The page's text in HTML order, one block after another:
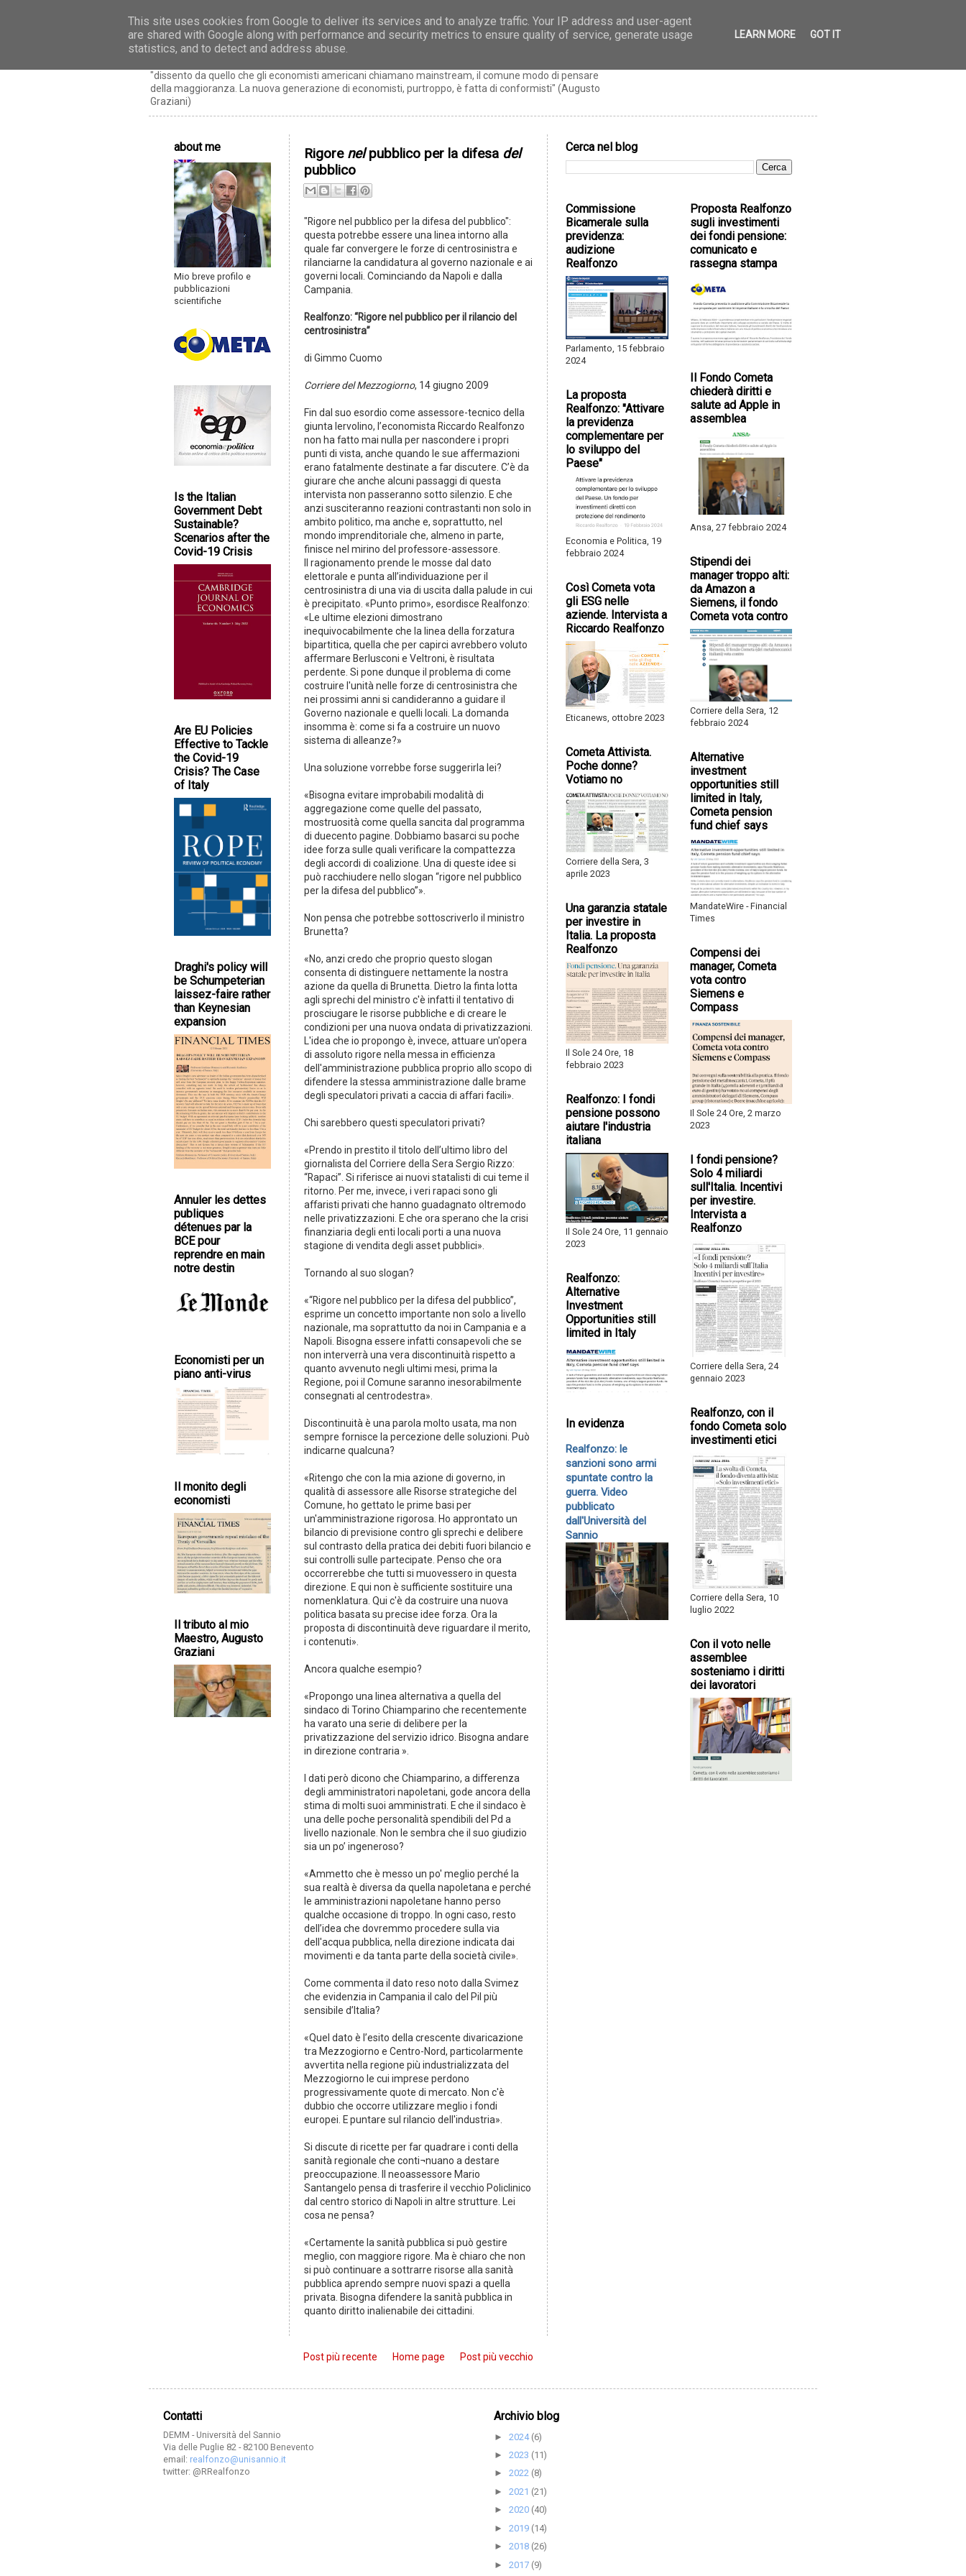
Riccardo Realfonzo
"dissento da quello che gli economisti americani chiamano mainstream, il comune modo di pensare
della maggioranza. La nuova generazione di economisti, purtroppo, è fatta di conformisti" (Augusto
Graziani)
Rigore nelpubblico per la difesa del
pubblico
"Rigore nel pubblico per la difesa del pubblico":
questa potrebbe essere una linea intorno alla
quale far convergere le forze di centrosinistra e
rilanciarne la candidatura al governo nazionale e ai
governi locali. Cominciando da Napoli e dalla
Campania.
Realfonzo: “Rigore nel pubblico per il rilancio del
centrosinistra”
di Gimmo Cuomo
Corriere del Mezzogiorno, 14 giugno 2009
Fin dal suo esordio come assessore-tecnico della
giunta Iervolino, l’economista Riccardo Realfonzo
non ha fatto mai nulla per nascondere i propri
punti di vista, anche quando le sue affermazioni
erano fatalmente destinate a far discutere. C’è da
giurare che anche alcuni passaggi di questa
intervista non passeranno sotto silenzio. E che
anzi susciteranno reazioni contrastanti non solo in
ambito politico, ma anche e, soprattutto, nel
mondo imprenditoriale che, almeno in parte,
finisce nel mirino del professore-assessore.
Il ragionamento prende le mosse dal dato
elettorale e punta all’individuazione per il
centrosinistra di una via di uscita dalla palude in cui
è precipitato. «Punto primo», esordisce Realfonzo:
«Le ultime elezioni dimostrano
inequivocabilmente che la linea della forzatura
bipartitica, quella che per capirci avrebbero voluto
affermare Berlusconi e Veltroni, è risultata
perdente. Si pone dunque il problema di come
costruire l'unità nelle forze di centrosinistra che
nei prossimi anni si candideranno a guidare il
Governo nazionale e quelli locali. La domanda
insomma è: come si fa a costruire un nuovo
sistema di alleanze?»
Una soluzione vorrebbe forse suggerirla lei?
«Bisogna evitare improbabili modalità di
aggregazione come quelle del passato,
mostruosità come quella sancita dal programma
di duecento pagine. Dobbiamo basarci su poche
idee forza sulle quali verificare la compattezza
degli accordi di coalizione. Una di queste idee si
può racchiudere nello slogan “rigore nel pubblico
per la difesa del pubblico”».
Non pensa che potrebbe sottoscriverlo il ministro
Brunetta?
«No, anzi credo che proprio questo slogan
consenta di distinguere nettamente la nostra
azione da quella di Brunetta. Dietro la finta lotta
agli sprechi del ministro c'è infatti il tentativo di
prosciugare le risorse pubbliche e di creare le
condizioni per una nuova ondata di privatizzazioni.
L'idea che io propongo è, invece, attuare un'opera
di assoluto rigore nella messa in efficienza
dell'amministrazione pubblica proprio allo scopo di
difendere la stessa amministrazione dalle brame
degli speculatori privati a caccia di affari facili».
Chi sarebbero questi speculatori privati?
«Prendo in prestito il titolo dell’ultimo libro del
giornalista del Corriere della Sera Sergio Rizzo:
“Rapaci”. Si riferisce ai nuovi statalisti di cui teme il
ritorno. Per me, invece, i veri rapaci sono gli
affaristi privati che hanno guadagnato oltremodo
nelle privatizzazioni. E che ora sperano che la crisi
finanziaria degli enti locali porti a una nuova
stagione di vendita degli asset pubblici».
Tornando al suo slogan?
«“Rigore nel pubblico per la difesa del pubblico”,
esprime un concetto importante non solo a livello
nazionale, ma soprattutto da noi in Campania e a
Napoli. Bisogna essere infatti consapevoli che se
non interverrà una vera discontinuità rispetto a
quanto avvenuto negli ultimi mesi, prima la
Regione, poi il Comune saranno inesorabilmente
consegnati al centrodestra».
Discontinuità è una parola molto usata, ma non
sempre fornisce la percezione delle soluzioni. Può
indicarne qualcuna?
«Ritengo che con la mia azione di governo, in
qualità di assessore alle Risorse strategiche del
Comune, ho gettato le prime basi per
un'amministrazione rigorosa. Ho approntato un
bilancio di previsione contro gli sprechi e delibere
sul contrasto della pratica dei debiti fuori bilancio e
sui controlli sulle partecipate. Penso che ora
occorrerebbe che tutti si muovessero in questa
direzione. E qui non è sufficiente sostituire una
nomenklatura. Qui c'è da costruire una nuova
politica basata su precise idee forza. Ora la
proposta di discontinuità deve riguardare il merito,
i contenuti».
Ancora qualche esempio?
«Propongo una linea alternativa a quella del
sindaco di Torino Chiamparino che recentemente
ha varato una serie di delibere per la
privatizzazione del servizio idrico. Bisogna andare
in direzione contraria ».
I dati però dicono che Chiamparino, a differenza
degli amministratori napoletani, gode ancora della
stima di molti suoi amministrati. E che il sindaco è
una delle poche personalità spendibili del Pd a
livello nazionale. Non le sembra che il suo giudizio
sia un po’ ingeneroso?
«Ammetto che è messo un po' meglio perché la
sua realtà è diversa da quella napoletana e perché
le amministrazioni napoletane hanno perso
qualche occasione di troppo. In ogni caso, resto
dell’idea che dovremmo procedere sulla via
dell'acqua pubblica, nella direzione indicata dai
movimenti e da tanta parte della società civile».
Come commenta il dato reso noto dalla Svimez
che evidenzia in Campania il calo del Pil più
sensibile d’Italia?
«Quel dato è l’esito della crescente divaricazione
tra Mezzogiorno e Centro-Nord, particolarmente
avvertita nella regione più industrializzata del
Mezzogiorno le cui imprese perdono
progressivamente quote di mercato. Non c'è
dubbio che occorre utilizzare meglio i fondi
europei. E puntare sul rilancio dell'industria».
Si discute di ricette per far quadrare i conti della
sanità regionale che conti¬nuano a destare
preoccupazione. Il neoassessore Mario
Santangelo pensa di trasferire il vecchio Policlinico
dal centro storico di Napoli in altre strutture. Lei
cosa ne pensa?
«Certamente la sanità pubblica si può gestire
meglio, con maggiore rigore. Ma è chiaro che non
si può continuare a sottrarre risorse alla sanità
pubblica aprendo sempre nuovi spazi a quella
privata. Bisogna difendere la sanità pubblica in
quanto diritto inalienabile dei cittadini.
Post più recente Post più vecchio
Home page
about me
Mio breve profilo e
pubblicazioni
scientifiche
Is the Italian
Government Debt
Sustainable?
Scenarios after the
Covid-19 Crisis
Are EU Policies
Effective to Tackle
the Covid-19
Crisis? The Case
of Italy
Draghi's policy will
be Schumpeterian
laissez-faire rather
than Keynesian
expansion
Annuler les dettes
publiques
détenues par la
BCE pour
reprendre en main
notre destin
Economisti per un
piano anti-virus
Il monito degli
economisti
Il tributo al mio
Maestro, Augusto
Graziani
Cerca nel blog
Commissione
Bicamerale sulla
previdenza:
audizione
Realfonzo
Parlamento, 15 febbraio
2024
La proposta
Realfonzo: "Attivare
la previdenza
complementare per
lo sviluppo del
Paese"
Economia e Politica, 19
febbraio 2024
Così Cometa vota
gli ESG nelle
aziende. Intervista a
Riccardo Realfonzo
Eticanews, ottobre 2023
Cometa Attivista.
Poche donne?
Votiamo no
Corriere della Sera, 3
aprile 2023
Una garanzia statale
per investire in
Italia. La proposta
Realfonzo
Il Sole 24 Ore, 18
febbraio 2023
Realfonzo: I fondi
pensione possono
aiutare l'industria
italiana
Il Sole 24 Ore, 11 gennaio
2023
Realfonzo:
Alternative
Investment
Opportunities still
limited in Italy
In evidenza
Realfonzo: le
sanzioni sono armi
spuntate contro la
guerra. Video
pubblicato
dall'Università del
Sannio
Proposta Realfonzo
sugli investimenti
dei fondi pensione:
comunicato e
rassegna stampa
Il Fondo Cometa
chiederà diritti e
salute ad Apple in
assemblea
Ansa, 27 febbraio 2024
Stipendi dei
manager troppo alti:
da Amazon a
Siemens, il fondo
Cometa vota contro
Corriere della Sera, 12
febbraio 2024
Alternative
investment
opportunities still
limited in Italy,
Cometa pension
fund chief says
MandateWire - Financial
Times
Compensi dei
manager, Cometa
vota contro
Siemens e
Compass
Il Sole 24 Ore, 2 marzo
2023
I fondi pensione?
Solo 4 miliardi
sull'Italia. Incentivi
per investire.
Intervista a
Realfonzo
Corriere della Sera, 24
gennaio 2023
Realfonzo, con il
fondo Cometa solo
investimenti etici
Corriere della Sera, 10
luglio 2022
Con il voto nelle
assemblee
sosteniamo i diritti
dei lavoratori
Contatti
DEMM - Università del Sannio
Via delle Puglie 82 - 82100 Benevento
email: realfonzo@unisannio.it
twitter: @RRealfonzo
Archivio blog
► 2024 (6)
► 2023 (11)
► 2022 (8)
► 2021 (21)
► 2020 (40)
► 2019 (14)
► 2018 (26)
► 2017 (9)
This site uses cookies from Google to deliver its services and to analyze traffic. Your IP address and user-agent
are shared with Google along with performance and security metrics to ensure quality of service, generate usage
statistics, and to detect and address abuse.
LEARN MORE GOT IT